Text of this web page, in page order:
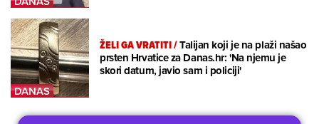
ŽELI GA VRATITI/Talijan koji je na plaži našao
prsten Hrvatice za Danas.hr: 'Na njemu je
skori datum, javio sam i policiji'